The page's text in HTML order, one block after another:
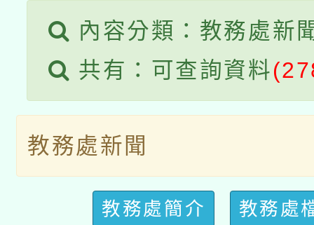
接種之民眾」措施，延
月28日止
內容分類：教務處新
共有：可查詢資料
教務處新聞
教務處簡介 教務處